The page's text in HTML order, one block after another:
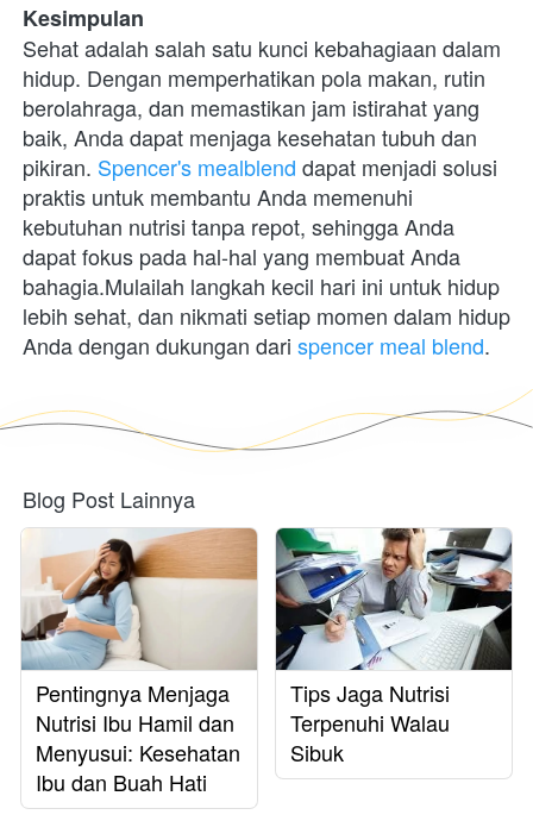
Kesimpulan
Sehat adalah salah satu kunci kebahagiaan dalam
hidup. Dengan memperhatikan pola makan, rutin
berolahraga, dan memastikan jam istirahat yang
baik, Anda dapat menjaga kesehatan tubuh dan
pikiran. Spencer's mealblend dapat menjadi solusi
praktis untuk membantu Anda memenuhi
kebutuhan nutrisi tanpa repot, sehingga Anda
dapat fokus pada hal-hal yang membuat Anda
bahagia.Mulailah langkah kecil hari ini untuk hidup
lebih sehat, dan nikmati setiap momen dalam hidup
Anda dengan dukungan dari spencer meal blend.
Blog Post Lainnya
Pentingnya Menjaga
Nutrisi Ibu Hamil dan
Menyusui: Kesehatan
Ibu dan Buah Hati
Tips Jaga Nutrisi
Terpenuhi Walau
Sibuk